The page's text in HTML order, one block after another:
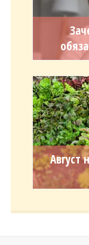
Август